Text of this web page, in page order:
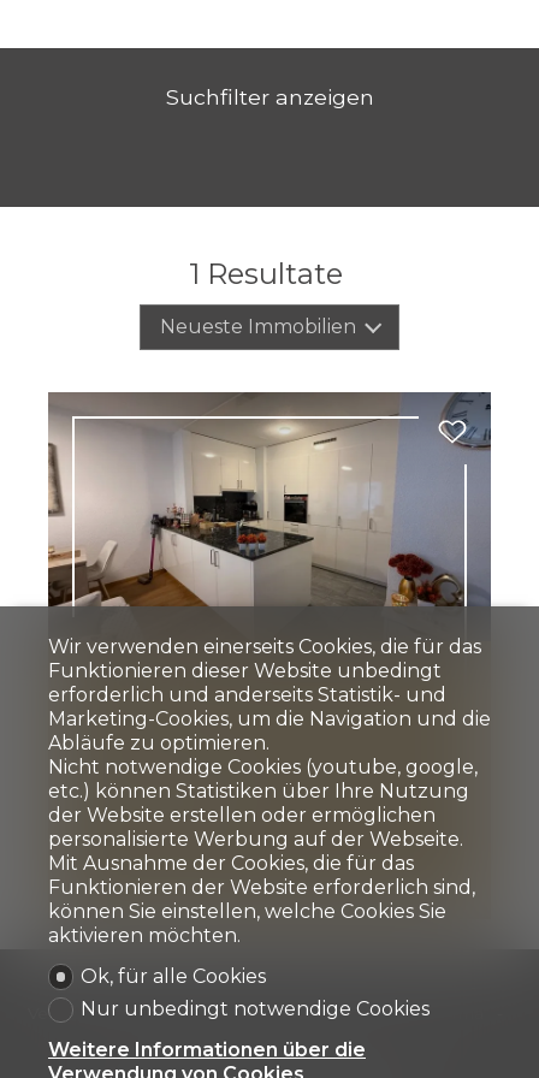
Suchfilter anzeigen
1 Resultate
Neueste Immobilien
Wohnung
Thusis
CHF 2'200.-/Monat
5.5
Unser Angebot an Sie Zu kaufen
Verkaufte & vermietete Objekte
Referenzen
Team
Kontakt
Wir verwenden einerseits Cookies, die für das
Funktionieren dieser Website unbedingt
erforderlich und anderseits Statistik- und
Marketing-Cookies, um die Navigation und die
Abläufe zu optimieren.
Nicht notwendige Cookies (youtube, google,
etc.) können Statistiken über Ihre Nutzung
der Website erstellen oder ermöglichen
personalisierte Werbung auf der Webseite.
Mit Ausnahme der Cookies, die für das
Funktionieren der Website erforderlich sind,
können Sie einstellen, welche Cookies Sie
aktivieren möchten.
Ok, für alle Cookies
Nur unbedingt notwendige Cookies
Weitere Informationen über die